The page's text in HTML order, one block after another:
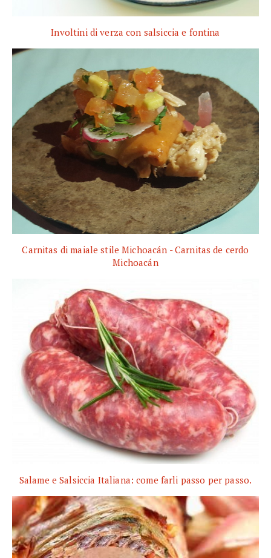
Involtini di verza con salsiccia e fontina
Carnitas di maiale stile Michoacán - Carnitas de cerdo
Michoacán
Salame e Salsiccia Italiana: come farli passo per passo.